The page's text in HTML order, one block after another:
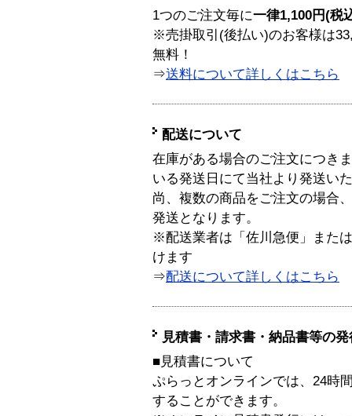
1つのご注文毎に一律1,100円(税
※売掛取引(後払い)のお客様は
無料！
⇒送料について詳しくはこちら
配送について
在庫がある場合のご注文につき
いる発送日にて当社より発送い
尚、複数の商品をご注文の場合
発送となります。
※配送業者は「佐川急便」また
けます
⇒配送について詳しくはこちら
見積書・請求書・納品書等の
■見積書について
ぷらっとオンラインでは、24時
することができます。